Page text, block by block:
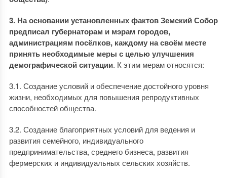
3. На основании установленных фактов Земский Собор
предписал губернаторам и мэрам городов,
администрациям посёлков, каждому на своём месте
принять необходимые меры с целью улучшения
демографической ситуации. К этим мерам относятся:
3.1. Создание условий и обеспечение достойного уровня
жизни, необходимых для повышения репродуктивных
способностей общества.
3.2. Создание благоприятных условий для ведения и
развития семейного, индивидуального
предпринимательства, среднего бизнеса, развития
фермерских и индивидуальных сельских хозяйств.